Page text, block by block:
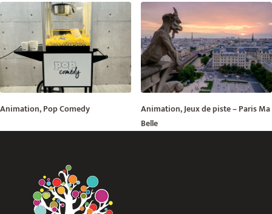
Animation, Pop Comedy
Animation, Jeux de piste – Paris Ma
Belle